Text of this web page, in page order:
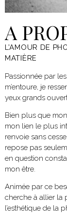
A
L’AMOUR DE
MATIÈRE
Passionnée par
m’entoure, je
yeux grands
Bien plus que
mon lien le plus
renvoie sans
repose pas
en question
mon être.
Animée par ce
cherche à allier la
l’esthétique de la